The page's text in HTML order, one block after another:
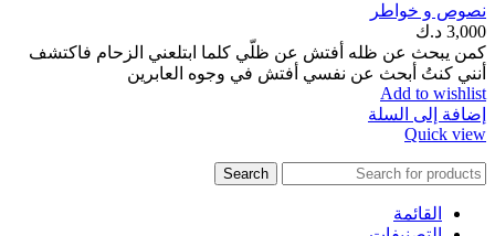
نصوص و خواطر
3,000 د.ك
كمن يبحث عن ظله أفتش عن ظلّي كلما ابتلعني الزحام فاكتشف
أنني كنتُ أبحث عن نفسي أفتش في وجوه العابرين
Add to wishlist
إضافة إلى السلة
Quick view
Search
القائمة